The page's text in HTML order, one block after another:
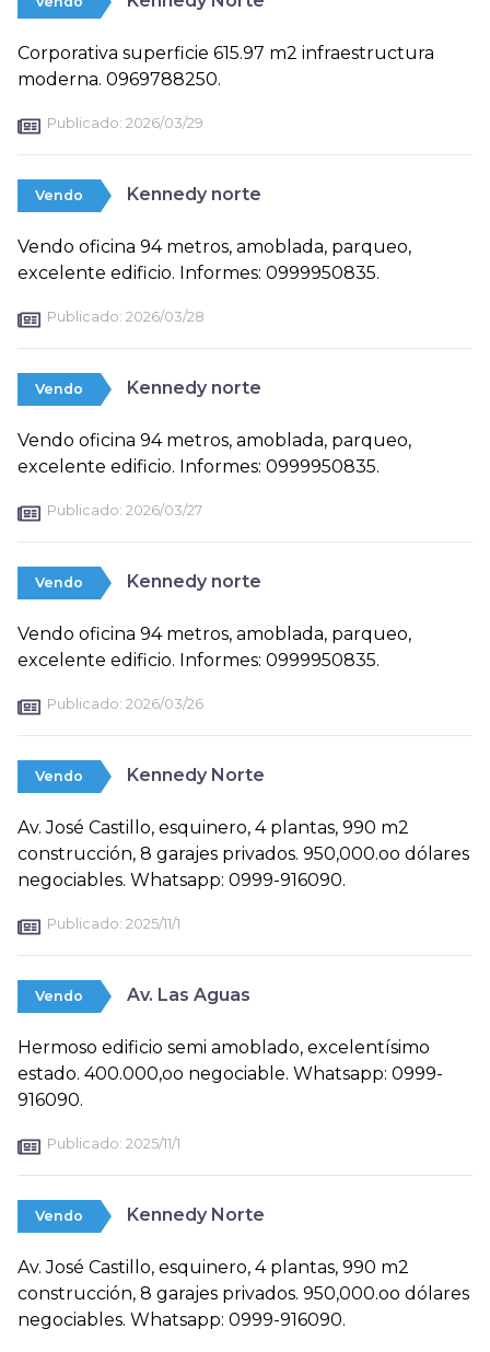
Corporativa superficie 615.97 m2 infraestructura
moderna. 0969788250.
Publicado: 2026/03/29
Vendo Kennedy norte
Vendo oficina 94 metros, amoblada, parqueo,
excelente edificio. Informes: 0999950835.
Publicado: 2026/03/28
Vendo Kennedy norte
Vendo oficina 94 metros, amoblada, parqueo,
excelente edificio. Informes: 0999950835.
Publicado: 2026/03/27
Vendo Kennedy norte
Vendo oficina 94 metros, amoblada, parqueo,
excelente edificio. Informes: 0999950835.
Publicado: 2026/03/26
Vendo Kennedy Norte
Av. José Castillo, esquinero, 4 plantas, 990 m2
construcción, 8 garajes privados. 950,000.oo dólares
negociables. Whatsapp: 0999-916090.
Publicado: 2025/11/1
Vendo Av. Las Aguas
Hermoso edificio semi amoblado, excelentísimo
estado. 400.000,oo negociable. Whatsapp: 0999-
916090.
Publicado: 2025/11/1
Vendo Kennedy Norte
Av. José Castillo, esquinero, 4 plantas, 990 m2
construcción, 8 garajes privados. 950,000.oo dólares
negociables. Whatsapp: 0999-916090.